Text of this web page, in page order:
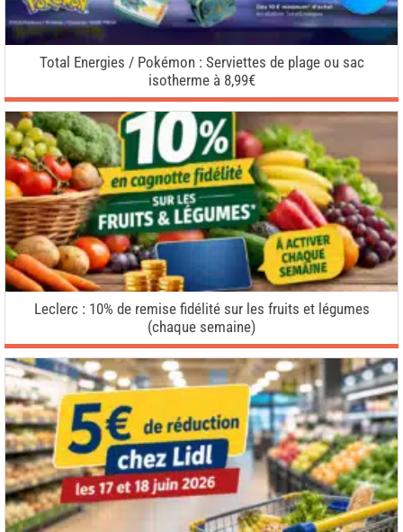
Total Energies / Pokémon : Serviettes de plage ou sac
isotherme à 8,99€
Leclerc : 10% de remise fidélité sur les fruits et légumes
(chaque semaine)